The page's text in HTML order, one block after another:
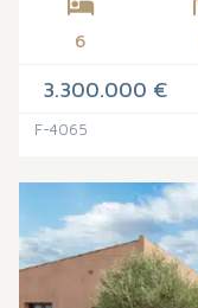
6
3.300.000 €
F-4065